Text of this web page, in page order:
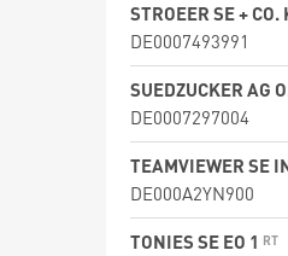
STROEER SE + CO.
DE0007493991
SUEDZUCKER AG
DE0007297004
TEAMVIEWER SE
DE000A2YN900
TONIES SE EO 1